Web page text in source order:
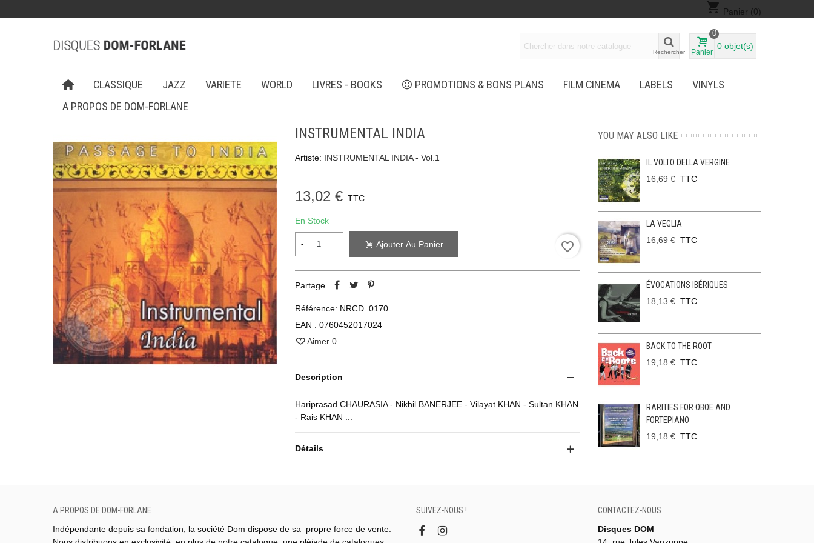
shopping_cart Panier (0)
Rechercher Panier
0
0 objet(s)
CLASSIQUE JAZZ VARIETE WORLD LIVRES - BOOKS PROMOTIONS & BONS PLANS FILM CINEMA LABELS
VINYLS
A PROPOS DE DOM-FORLANE
INSTRUMENTAL INDIA
Artiste: INSTRUMENTAL INDIA - Vol.1
13,02 € TTC
En Stock
- + Ajouter Au Panier favorite_border
Partage
Référence: NRCD_0170
EAN : 0760452017024
Aimer 0
Description
Hariprasad CHAURASIA - Nikhil BANERJEE - Vilayat KHAN - Sultan KHAN
- Rais KHAN ...
Détails
YOU MAY ALSO LIKE
IL VOLTO DELLA VERGINE
16,69 € TTC
LA VEGLIA
16,69 € TTC
ÉVOCATIONS IBÉRIQUES
18,13 € TTC
BACK TO THE ROOT
19,18 € TTC
RARITIES FOR OBOE AND
FORTEPIANO
19,18 € TTC
A PROPOS DE DOM-FORLANE
Indépendante depuis sa fondation, la société Dom dispose de sa propre force de vente.
SUIVEZ-NOUS !
CONTACTEZ-NOUS
Disques DOM